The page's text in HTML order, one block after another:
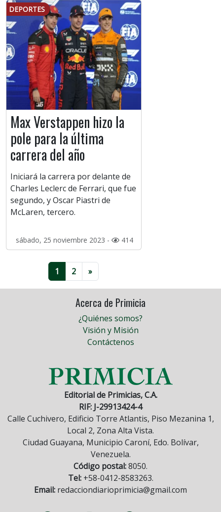
DEPORTES
Max Verstappen hizo la
pole para la última
carrera del año
Iniciará la carrera por delante de
Charles Leclerc de Ferrari, que fue
segundo, y Oscar Piastri de
McLaren, tercero.
sábado, 25 noviembre 2023 - 414
1 2 »
Acerca de Primicia
¿Quiénes somos?
Visión y Misión
Contáctenos
Editorial de Primicias, C.A.
RIF: J-29913424-4
Calle Cuchivero, Edificio Torre Atlantis, Piso Mezanina 1,
Local 2, Zona Alta Vista.
Ciudad Guayana, Municipio Caroní, Edo. Bolívar,
Venezuela.
Código postal:8050.
Tel:+58-0412-8583263.
Email: redacciondiarioprimicia@gmail.com